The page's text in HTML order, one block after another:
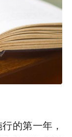
的第一年，